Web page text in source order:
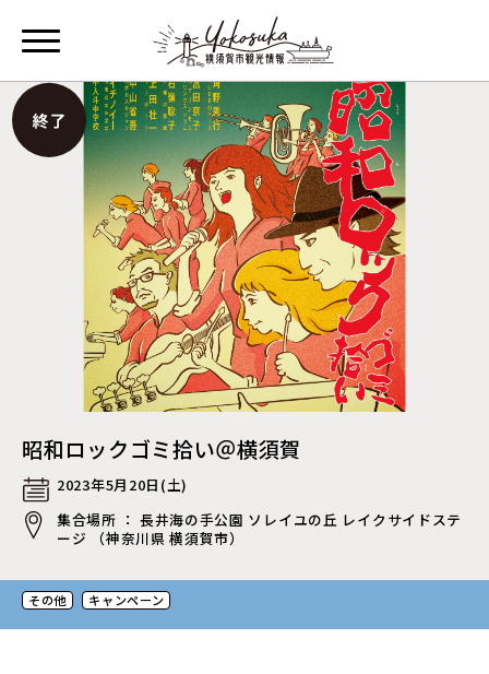
昭和ロックゴミ拾い＠横須賀
2023年5月20日(土)
集合場所 ： 長井海の手公園 ソレイユの丘 レイクサイドステ
ージ （神奈川県 横須賀市）
その他 キャンペーン